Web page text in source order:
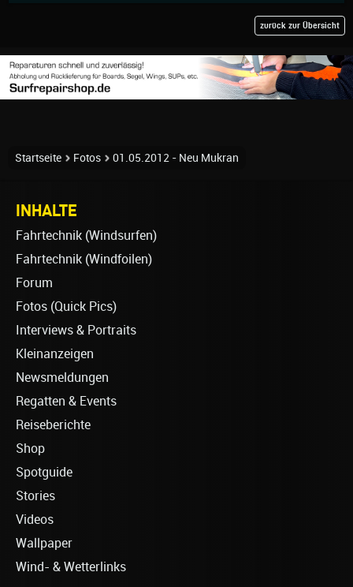
zurück zur Übersicht
Startseite Fotos 01.05.2012 - Neu Mukran
INHALTE
Fahrtechnik (Windsurfen)
Fahrtechnik (Windfoilen)
Forum
Fotos (Quick Pics)
Interviews & Portraits
Kleinanzeigen
Newsmeldungen
Regatten & Events
Reiseberichte
Shop
Spotguide
Stories
Videos
Wallpaper
Wind- & Wetterlinks